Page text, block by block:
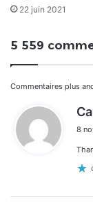
22 juin 2021
5 559
dans
les
Commentaires plus
8